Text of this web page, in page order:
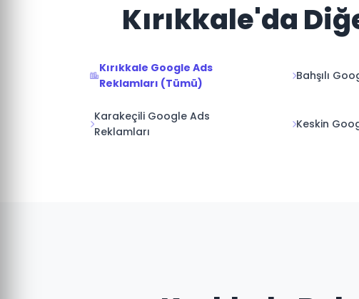
Kırıkkale'da
Kırıkkale Google Ads
Reklamları (Tümü)
Bahşılı
Karakeçili Google Ads
Reklamları
Keskin